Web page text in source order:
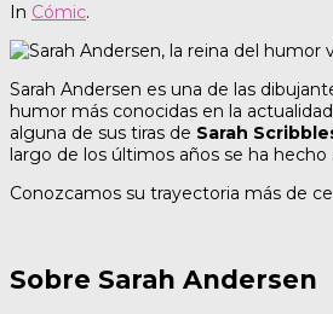
In Cómic.
Sarah Andersen es una de las
humor más conocidas en la
alguna de sus tiras de Sarah
largo de los últimos años se ha hecho
Conozcamos su trayectoria más de
Sobre Sarah Andersen